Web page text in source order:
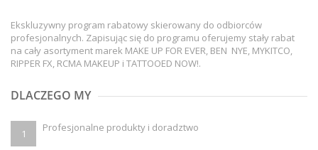
Ekskluzywny program rabatowy skierowany do odbiorców
profesjonalnych. Zapisując się do programu oferujemy stały rabat
na cały asortyment marek MAKE UP FOR EVER, BEN NYE, MYKITCO,
RIPPER FX, RCMA MAKEUP i TATTOOED NOW!.
DLACZEGO MY
1 Profesjonalne produkty i doradztwo